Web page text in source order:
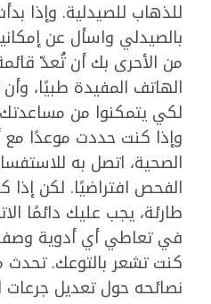
للذهاب للصيدلية. وإذا
بالصيدلي واسأل عن
من الأحرى بك أن تُعدّ
الهاتف المفيدة طبيًا،
لكي يتمكنوا من
وإذا كنت حددت موعدًا مع
الصحية، اتصل به
الفحص افتراضيًا. لكن
طارئة، يجب عليك دائمًا
في تعاطي أي أدوية
كنت تشعر بالتوعك. تحدث
نصائحه حول تعديل جرعات